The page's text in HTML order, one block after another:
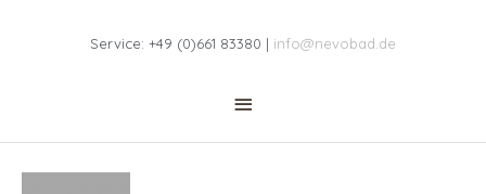
Service: +49 (0)661 83380 | info@nevobad.de
Header